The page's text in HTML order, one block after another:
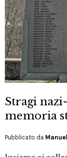
Stragi
memoria
Pubblicato da